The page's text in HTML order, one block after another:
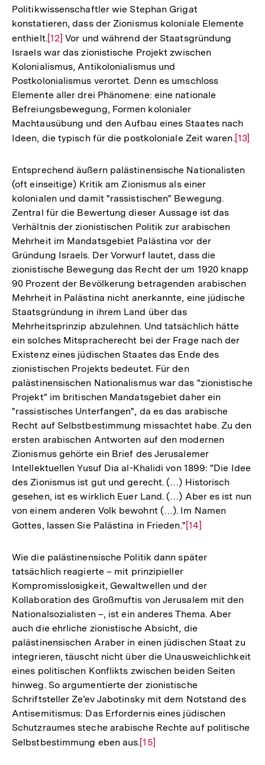
Politikwissenschaftler wie Stephan Grigat
konstatieren, dass der Zionismus koloniale Elemente
enthielt.Zur
Auflösung
der
Fußnote
[12] Vor und während der Staatsgründung
Israels war das zionistische Projekt zwischen
Kolonialismus, Antikolonialismus und
Postkolonialismus verortet. Denn es umschloss
Elemente aller drei Phänomene: eine nationale
Befreiungsbewegung, Formen kolonialer
Machtausübung und den Aufbau eines Staates nach
Ideen, die typisch für die postkoloniale Zeit waren.Zur
der
[13]
Entsprechend äußern palästinensische Nationalisten
(oft einseitige) Kritik am Zionismus als einer
kolonialen und damit "rassistischen" Bewegung.
Zentral für die Bewertung dieser Aussage ist das
Verhältnis der zionistischen Politik zur arabischen
Mehrheit im Mandatsgebiet Palästina vor der
Gründung Israels. Der Vorwurf lautet, dass die
zionistische Bewegung das Recht der um 1920 knapp
90 Prozent der Bevölkerung betragenden arabischen
Mehrheit in Palästina nicht anerkannte, eine jüdische
Staatsgründung in ihrem Land über das
Mehrheitsprinzip abzulehnen. Und tatsächlich hätte
ein solches Mitspracherecht bei der Frage nach der
Existenz eines jüdischen Staates das Ende des
zionistischen Projekts bedeutet. Für den
palästinensischen Nationalismus war das "zionistische
Projekt" im britischen Mandatsgebiet daher ein
"rassistisches Unterfangen", da es das arabische
Recht auf Selbstbestimmung missachtet habe. Zu den
ersten arabischen Antworten auf den modernen
Zionismus gehörte ein Brief des Jerusalemer
Intellektuellen Yusuf Dia al-Khalidi von 1899: "Die Idee
des Zionismus ist gut und gerecht. (…) Historisch
gesehen, ist es wirklich Euer Land. (…) Aber es ist nun
von einem anderen Volk bewohnt (…). Im Namen
Gottes, lassen Sie Palästina in Frieden."Zur
der
[14]
Wie die palästinensische Politik dann später
tatsächlich reagierte – mit prinzipieller
Kompromisslosigkeit, Gewaltwellen und der
Kollaboration des Großmuftis von Jerusalem mit den
Nationalsozialisten –, ist ein anderes Thema. Aber
auch die ehrliche zionistische Absicht, die
palästinensischen Araber in einen jüdischen Staat zu
integrieren, täuscht nicht über die Unausweichlichkeit
eines politischen Konflikts zwischen beiden Seiten
hinweg. So argumentierte der zionistische
Schriftsteller Ze’ev Jabotinsky mit dem Notstand des
Antisemitismus: Das Erfordernis eines jüdischen
Schutzraumes steche arabische Rechte auf politische
Selbstbestimmung eben aus.Zur
[15]